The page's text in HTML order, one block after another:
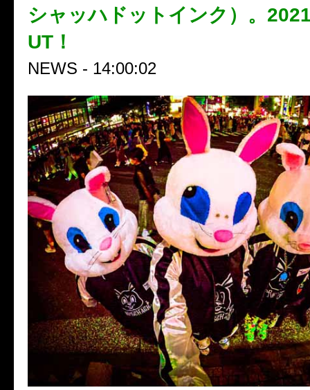
シャッハドットインク）。
UT！
NEWS - 14:00:02